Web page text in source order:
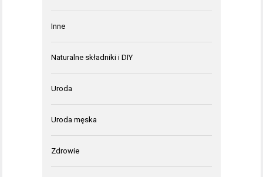
Inne
Naturalne składniki i DIY
Uroda
Uroda męska
Zdrowie